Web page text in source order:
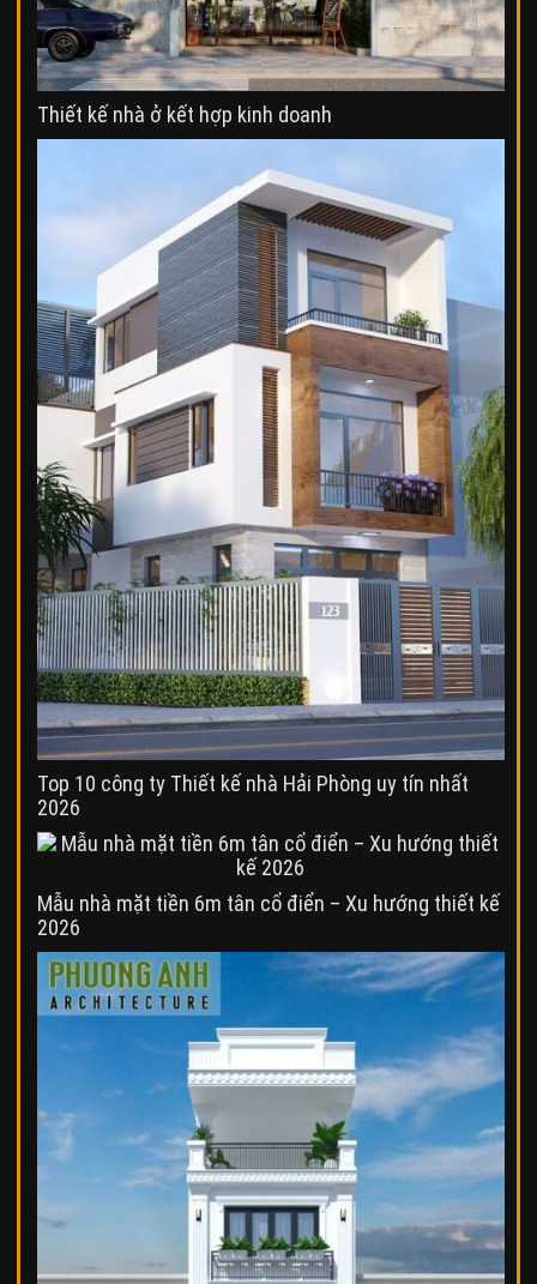
Thiết kế nhà ở kết hợp kinh doanh
Top 10 công ty Thiết kế nhà Hải Phòng uy tín nhất
2026
Mẫu nhà mặt tiền 6m tân cổ điển – Xu hướng thiết kế
2026